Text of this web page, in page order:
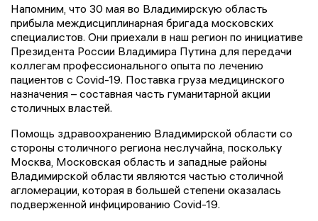
Напомним, что 30 мая во Владимирскую область
прибыла междисциплинарная бригада московских
специалистов. Они приехали в наш регион по инициативе
Президента России Владимира Путина для передачи
коллегам профессионального опыта по лечению
пациентов с Covid-19. Поставка груза медицинского
назначения – составная часть гуманитарной акции
столичных властей.
Помощь здравоохранению Владимирской области со
стороны столичного региона неслучайна, поскольку
Москва, Московская область и западные районы
Владимирской области являются частью столичной
агломерации, которая в большей степени оказалась
подверженной инфицированию Covid-19.